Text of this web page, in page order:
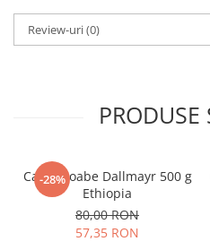
Review-uri(0)
PRODUSE
-28%
Cafea boabe Dallmayr 500 g
Ethiopia
80,00 RON
57,35 RON